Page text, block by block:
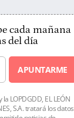
cada mañana
del día
APUNTARME
LOPDGDD, EL LEÓN
S.A. tratará los datos